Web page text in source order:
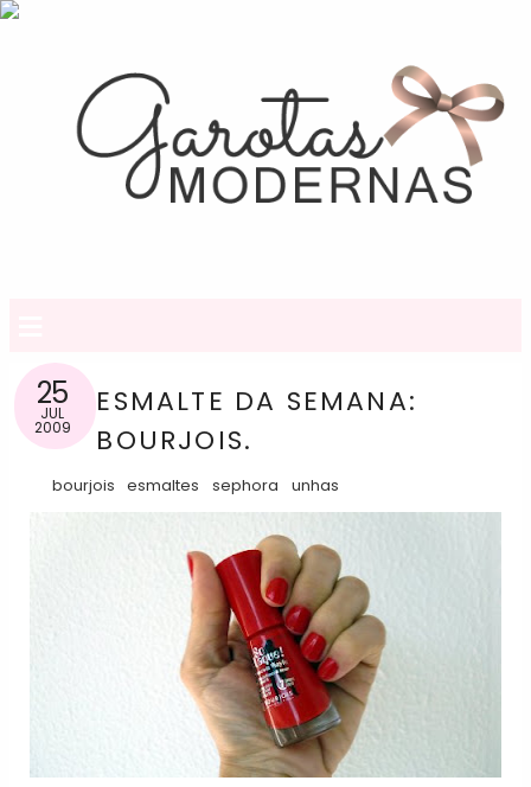
25
JUL
2009
ESMALTE DA SEMANA:
BOURJOIS.
bourjois esmaltes sephora unhas